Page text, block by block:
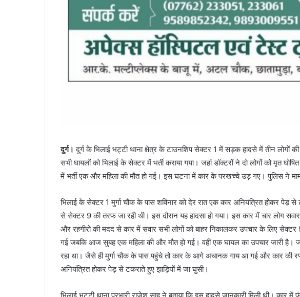
दुर्ग। दुर्ग के भिलाई भट्टी थाना क्षेत्र के टाउनशिप सेक्टर 1 में सड़क हादसे में तीन लोगों
सभी घायलों को भिलाई के सेक्टर में भर्ती कराया गया। जहां डॉक्टरों ने दो लोगों को मृत
में भर्ती एक और महिला की मौत हो गई। इस घटना में कार के परखच्चे उड़ गए। पुलिस ने
भिलाई के सेक्टर 1 मुर्गा चौक के पास शविनार को देर रात एक कार अनियंत्रित होकर पेड़ से
से सेक्टर 9 की तरफ जा रही थी। इस दौरान यह हादसा हो गया। इस कार में चार लोग
और रहगीरो की मदद से कार में सवार सभी लोगों को बाहर निकालकर उपचार के लिए सेक्टर
गई जबकि आज सुबह एक महिला की और मौत हो गई। वहीं एक घायल का उपचार जारी
रहा था। जैसे ही मुर्गा चौक के पास पहुंचे तो कार के आगे अचानक गाय आ गई और कार की
अनियंत्रित होकर पेड़ से टकराते हुए झाड़ियों में जा घुसी।